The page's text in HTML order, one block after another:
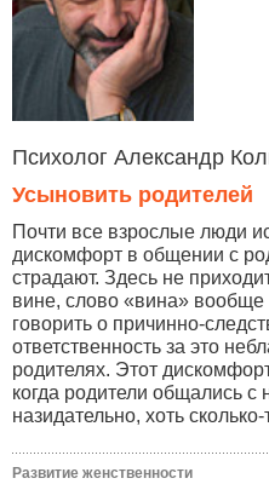
Психолог Александр
Усыновить родителей
Почти все взрослые люди
дискомфорт в общении с
страдают. Здесь не
вине, слово «вина»
говорить о причинно-
ответственность за это
родителях. Этот
когда родители общались с
назидательно, хоть
Развитие женственности